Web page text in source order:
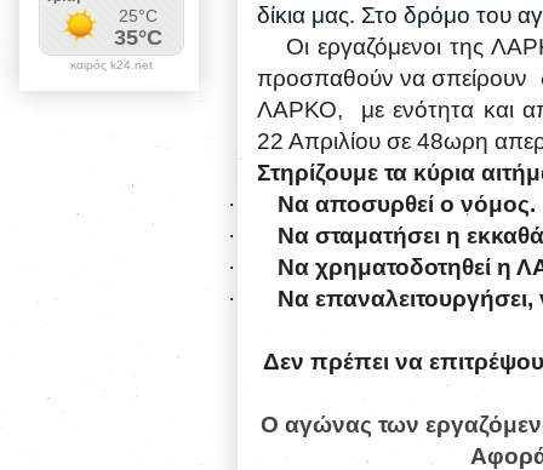
δίκια μας. Στο δρόμο του
Οι εργαζόμενοι της
προσπαθούν να σπείρουν
ΛΑΡΚΟ, με ενότητα και
22 Απριλίου σε 48ωρη
Στηρίζουμε τα κύρια
·
Nα αποσυρθεί ο νόμος.
·
Nα σταματήσει η
·
Nα χρηματοδοτηθεί η
·
Nα επαναλειτουργήσει,
Δεν πρέπει να
Ο αγώνας των
Αφορά
καιρός k24.net